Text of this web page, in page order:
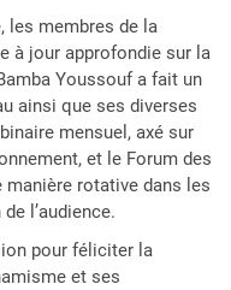
les membres de la
à jour approfondie sur la
Youssouf a fait un
ainsi que ses diverses
mensuel, axé sur
et le Forum des
manière rotative dans les
l’audience.
pour féliciter la
et ses